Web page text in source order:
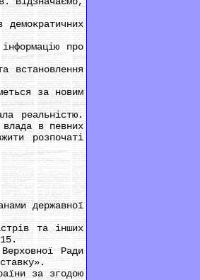
про
встановлення
за новим
реальністю.
в певних
розпочаті
державної
та інших
Ради
за згодою